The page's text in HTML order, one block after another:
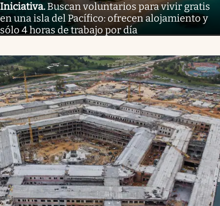
Iniciativa. Buscan voluntarios para vivir gratis
en una isla del Pacífico: ofrecen alojamiento y
sólo 4 horas de trabajo por día